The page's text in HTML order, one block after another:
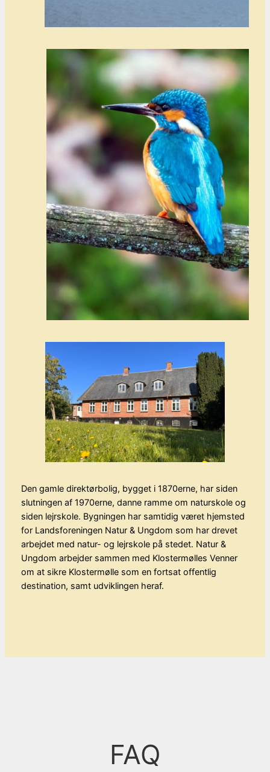
Den gamle direktørbolig, bygget i 1870erne, har siden
slutningen af 1970erne, danne ramme om naturskole og
siden lejrskole. Bygningen har samtidig været hjemsted
for Landsforeningen Natur & Ungdom som har drevet
arbejdet med natur- og lejrskole på stedet. Natur &
Ungdom arbejder sammen med Klostermølles Venner
om at sikre Klostermølle som en fortsat offentlig
destination, samt udviklingen heraf.
FAQ